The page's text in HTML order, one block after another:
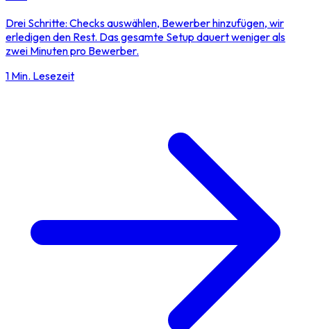
Drei Schritte: Checks auswählen, Bewerber hinzufügen, wir
erledigen den Rest. Das gesamte Setup dauert weniger als
zwei Minuten pro Bewerber.
1 Min. Lesezeit